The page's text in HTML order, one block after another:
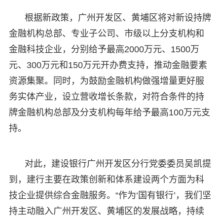
根据新政策，广州开发区、黄埔区将对新设持牌
金融机构总部、专业子公司、市级以上分支机构和
金融科技企业，分别给予最高2000万元、1500万
元、300万元和150万元开办费支持，推动金融要素
资源集聚。同时，为鼓励金融机构做强增量更好服
务实体产业，设立营收增长条款，对符合条件的持
牌金融机构总部及分支机构每年给予最高100万元支
持。
对此，建设银行广州开发区分行党委委员吴凯提
到，建行主要在政策创新和体系建设两个方面为科
技企业提供综合金融服务。“作为‘国有银行’，我们坚
持主动融入广州开发区、黄埔区的发展战略，持续